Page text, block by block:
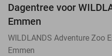
Dagentree voor
Emmen
WILDLANDS Adventure Zoo
Emmen